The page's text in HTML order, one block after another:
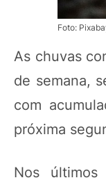
Foto:
As chuvas
de semana,
com
próxima
Nos últimos